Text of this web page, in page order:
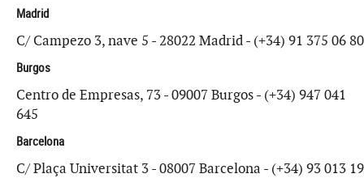
Madrid
C/ Campezo 3, nave 5 - 28022 Madrid - (+34) 91 375 06 80
Burgos
Centro de Empresas, 73 - 09007 Burgos - (+34) 947 041
645
Barcelona
C/ Plaça Universitat 3 - 08007 Barcelona - (+34) 93 013 19